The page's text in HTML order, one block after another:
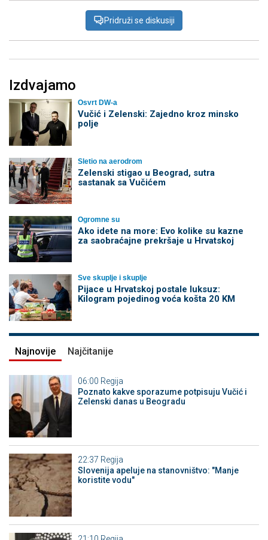
Pridruži se diskusiji
Izdvajamo
Osvrt DW-a
Vučić i Zelenski: Zajedno kroz minsko
polje
Sletio na aerodrom
Zelenski stigao u Beograd, sutra
sastanak sa Vučićem
Ogromne su
Ako idete na more: Evo kolike su kazne
za saobraćajne prekršaje u Hrvatskoj
Sve skuplje i skuplje
Pijace u Hrvatskoj postale luksuz:
Kilogram pojedinog voća košta 20 KM
Najnovije Najčitanije
06:00 Regija
Poznato kakve sporazume potpisuju Vučić i
Zelenski danas u Beogradu
22:37 Regija
Slovenija apeluje na stanovništvo: "Manje
koristite vodu"